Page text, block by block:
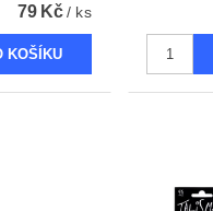
79 Kč/ ks